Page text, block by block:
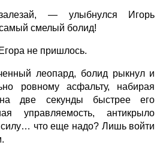
— улыбнулся Игорь
смелый болид!
не пришлось.
леопард, болид рыкнул и
ровному асфальту, набирая
на две секунды быстрее его
управляемость, антикрыло
что еще надо? Лишь войти